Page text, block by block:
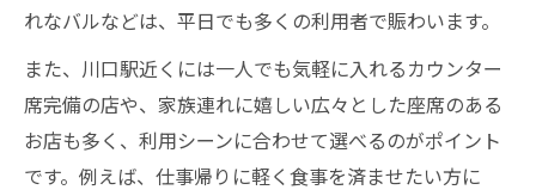
仕事帰りに食べたいおすすめの一品
一人でも安心の川口駅夜ご飯スタイル提案
一人ディナーが楽しめる川口駅周辺
夜ご飯も安心の一人向けディナー術
仕事帰りに寄りやすい夜ご飯の工夫
れなバルなどは、平日でも多くの利用者で賑わいます。
また、川口駅近くには一人でも気軽に入れるカウンター
席完備の店や、家族連れに嬉しい広々とした座席のある
お店も多く、利用シーンに合わせて選べるのがポイント
です。例えば、仕事帰りに軽く食事を済ませたい方に